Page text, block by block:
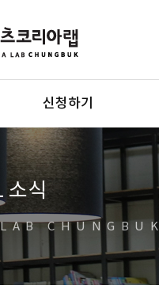
신청하기
소식
CHUNGBUK